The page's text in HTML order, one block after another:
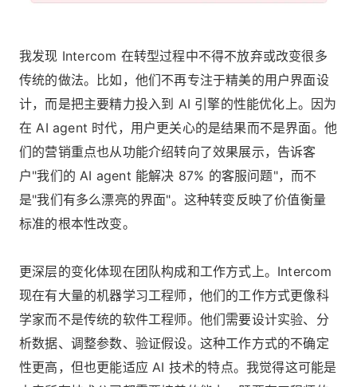
我发现 Intercom 在转型过程中不得不放弃或改变很多
传统的做法。比如，他们不再专注于精美的用户界面设
计，而是把主要精力投入到 AI 引擎的性能优化上。因为
在 AI agent 时代，用户更关心的是结果而不是界面。他
们的营销重点也从功能介绍转向了效果展示，告诉客
户"我们的 AI agent 能解决 87% 的客服问题"，而不
是"我们有多么漂亮的界面"。这种转变反映了价值衡量
标准的根本性改变。
更深层的变化体现在团队构成和工作方式上。Intercom
现在有大量的机器学习工程师，他们的工作方式更像科
学家而不是传统的软件工程师。他们需要设计实验、分
析数据、调整参数、验证假设。这种工作方式的不确定
性更高，但也更能适应 AI 技术的特点。我觉得这可能是